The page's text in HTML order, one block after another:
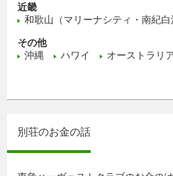
近畿
和歌山（マリーナシティ・南紀白
その他
沖縄
ハワイ オーストラリ
別荘のお金の話